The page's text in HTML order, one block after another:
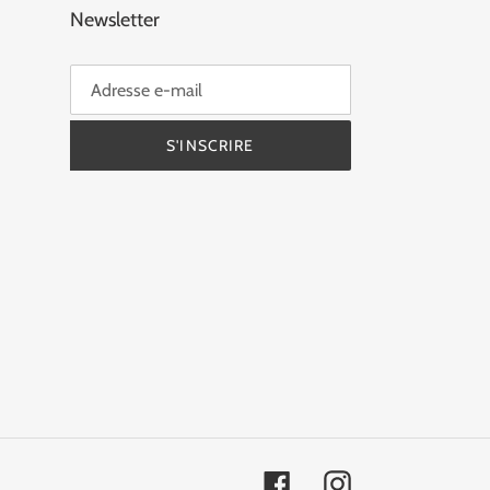
Newsletter
S'INSCRIRE
FacebookInstagram